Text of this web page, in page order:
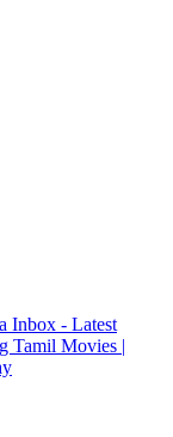
Inbox - Latest
Tamil Movies |